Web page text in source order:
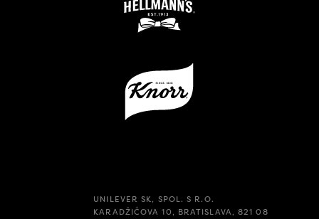
UNILEVER SK, SPOL. S R.O.
KARADŽIČOVA 10, BRATISLAVA, 821 08